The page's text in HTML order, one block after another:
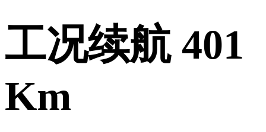
工况续航 401
Km